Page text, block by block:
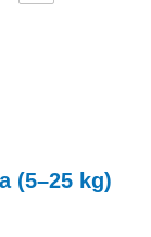
(5–25 kg)